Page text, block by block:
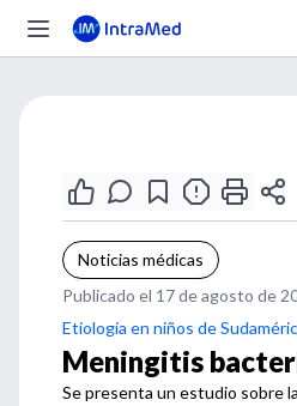
Noticias médicas
Publicado el 17 de agosto de
Etiología en niños de
Meningitis
Se presenta un estudio sobre